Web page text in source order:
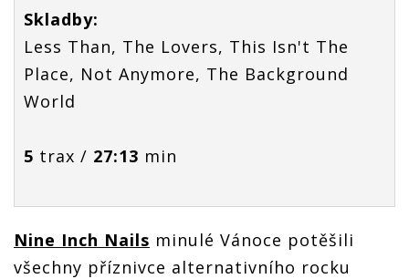
Skladby:
Less Than, The Lovers, This Isn't The
Place, Not Anymore, The Background
World
5 trax / 27:13 min
Nine Inch Nails minulé Vánoce potěšili
všechny příznivce alternativního rocku